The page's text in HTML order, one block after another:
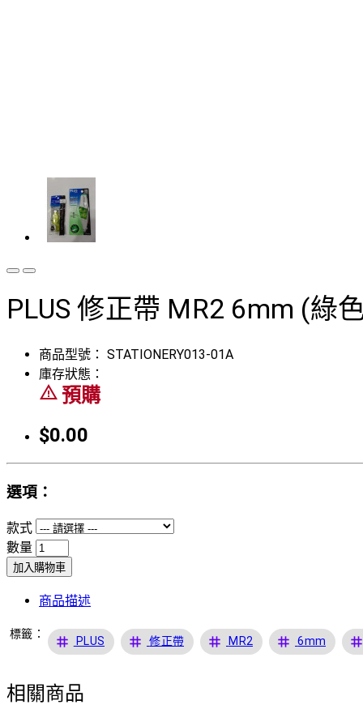
PLUS 修正帶 MR2 6mm (綠
商品型號： STATIONERY013-01A
庫存狀態：
warning_amber 預購
$0.00
選項：
款式
數量
加入購物車
商品描述
標籤：
tag PLUS tag 修正帶 tag MR2 tag 6mm
相關商品